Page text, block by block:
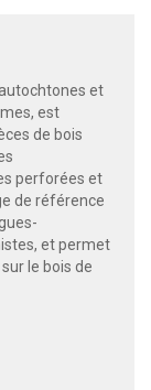
et
est
de bois
perforées et
de référence
et permet
le bois de